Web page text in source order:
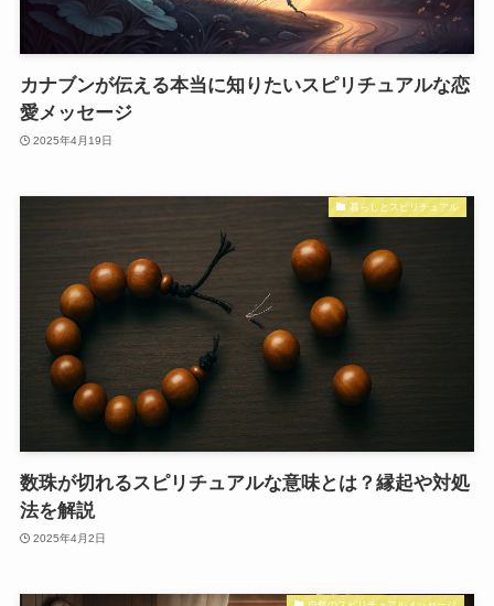
カナブンが伝える本当に知りたいスピリチュアルな恋
愛メッセージ
2025年4月19日
暮らしとスピリチュアル
数珠が切れるスピリチュアルな意味とは？縁起や対処
法を解説
2025年4月2日